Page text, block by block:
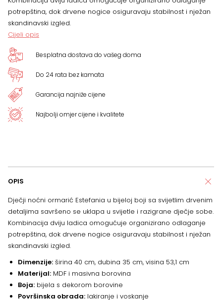
potrepština, dok drvene nogice osiguravaju stabilnost i nježan
skandinavski izgled.
Cijeli opis
Besplatna dostava do vašeg doma
Do 24 rata bez kamata
Garancija najniže cijene
Najbolji omjer cijene i kvalitete
OPIS
Dječji noćni ormarić Estefania u bijeloj boji sa svijetlim drvenim
detaljima savršeno se uklapa u svijetle i razigrane dječje sobe.
Kombinacija dviju ladica omogućuje organizirano odlaganje
potrepština, dok drvene nogice osiguravaju stabilnost i nježan
skandinavski izgled.
Dimenzije: širina 40 cm, dubina 35 cm, visina 53,1 cm
Materijal: MDF i masivna borovina
Boja: bijela s dekorom borovine
Površinska obrada: lakiranje i voskanje